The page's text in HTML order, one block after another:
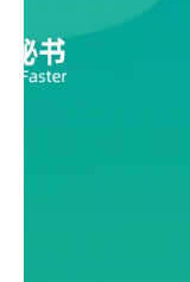
Para empresas que
motoristas com
desbloqueia ainda